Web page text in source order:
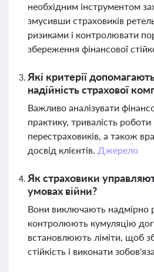
необхідним інструментом
змусивши страховиків
ризиками і контролювати
збереження фінансової
Які критерії
надійність страхової
Важливо аналізувати
практику, тривалість
перестраховиків, а також
досвід клієнтів. Джерело
Як страховики
умовах війни?
Вони виключають надмірно
контролюють кумуляцію
встановлюють ліміти, щоб
стійкість і виконати